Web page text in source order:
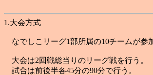
1.大会方式
なでしこリーグ1部所属の10チームが参
大会は2回戦総当りのリーグ戦を行う。
試合は前後半各45分の90分で行う。